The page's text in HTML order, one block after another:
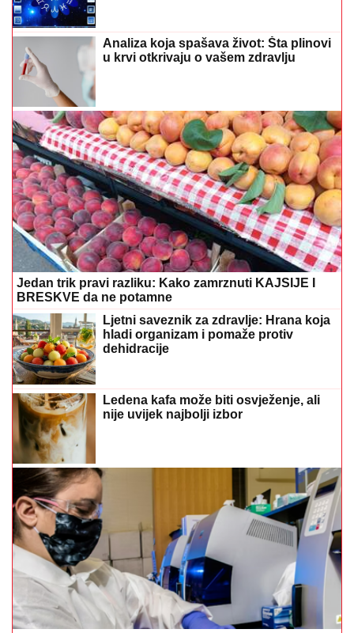
Analiza koja spašava život: Šta plinovi
u krvi otkrivaju o vašem zdravlju
Jedan trik pravi razliku: Kako zamrznuti KAJSIJE I
BRESKVE da ne potamne
Ljetni saveznik za zdravlje: Hrana koja
hladi organizam i pomaže protiv
dehidracije
Ledena kafa može biti osvježenje, ali
nije uvijek najbolji izbor